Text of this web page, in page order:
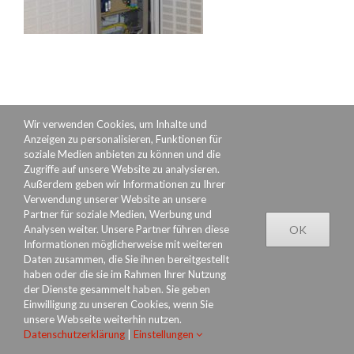
Datenschutzerklärung
Wir verwenden Cookies, um Inhalte und
Anzeigen zu personalisieren, Funktionen für
soziale Medien anbieten zu können und die
Zugriffe auf unsere Website zu analysieren.
Außerdem geben wir Informationen zu Ihrer
Verwendung unserer Website an unsere
Partner für soziale Medien, Werbung und
Analysen weiter. Unsere Partner führen diese
Informationen möglicherweise mit weiteren
Daten zusammen, die Sie ihnen bereitgestellt
haben oder die sie im Rahmen Ihrer Nutzung
der Dienste gesammelt haben. Sie geben
Einwilligung zu unseren Cookies, wenn Sie
unsere Webseite weiterhin nutzen.
Datenschutzerklärung
Einstellungen
OK